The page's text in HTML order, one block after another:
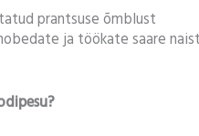
prantsuse õmblust
ja töökate saare